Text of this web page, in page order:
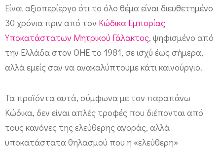
τ
α
ο
π
ε
ρ
μ
Είναι αξιοπερίεργο ότι το όλο θέμα είναι διευθετημένο
30 χρόνια πριν από τον Κώδικα Εμπορίας
Υποκατάστατων Μητρικού Γάλακτος, ψηφισμένο από
την Ελλάδα στον ΟΗΕ το 1981, σε ισχύ έως σήμερα,
αλλά εμείς σαν να ανακαλύπτουμε κάτι καινούργιο.
Τα προϊόντα αυτά, σύμφωνα με τον παραπάνω
Κώδικα, δεν είναι απλές τροφές που διέπονται από
τους κανόνες της ελεύθερης αγοράς, αλλά
υποκατάστατα θηλασμού που η «ελεύθερη»